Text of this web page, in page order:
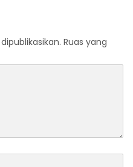
Ruas yang